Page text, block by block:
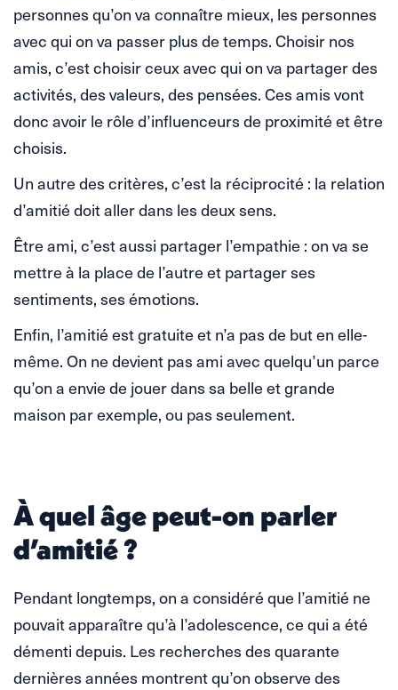
personnes qu’on va connaître mieux, les personnes
avec qui on va passer plus de temps. Choisir nos
amis, c’est choisir ceux avec qui on va partager des
activités, des valeurs, des pensées. Ces amis vont
donc avoir le rôle d’influenceurs de proximité et être
choisis.
Un autre des critères, c’est la réciprocité : la relation
d’amitié doit aller dans les deux sens.
Être ami, c’est aussi partager l’empathie : on va se
mettre à la place de l’autre et partager ses
sentiments, ses émotions.
Enfin, l’amitié est gratuite et n’a pas de but en elle-
même. On ne devient pas ami avec quelqu’un parce
qu’on a envie de jouer dans sa belle et grande
maison par exemple, ou pas seulement.
À quel âge peut-on parler
d’amitié ?
Pendant longtemps, on a considéré que l’amitié ne
pouvait apparaître qu’à l’adolescence, ce qui a été
démenti depuis. Les recherches des quarante
dernières années montrent qu’on observe des